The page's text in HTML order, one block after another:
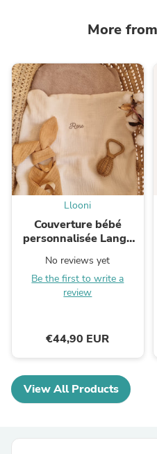
More
Llooni
Couverture bébé
personnalisée Lange
Écru
No reviews yet
Be the first to write a
review
€44,90 EUR
View All Products